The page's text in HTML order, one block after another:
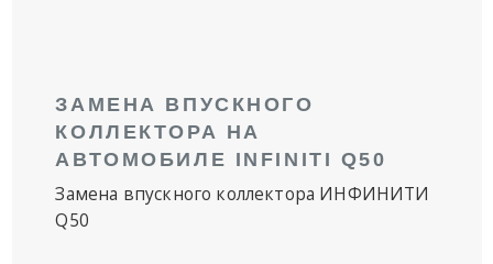
ЗАМЕНА ВПУСКНОГО
КОЛЛЕКТОРА НА
АВТОМОБИЛЕ INFINITI Q50
Замена впускного коллектора ИНФИНИТИ
Q50